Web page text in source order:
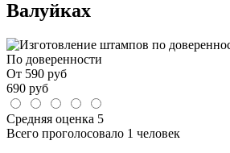
Валуйках
По доверенности
От 590 руб
690 руб
Средняя оценка 5
Всего проголосовало 1 человек